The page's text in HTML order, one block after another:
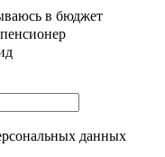
в бюджет
данных